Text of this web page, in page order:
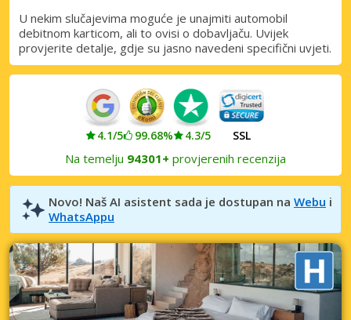
Prijava putem eLinka
U nekim slučajevima moguće je unajmiti automobil
debitnom karticom, ali to ovisi o dobavljaču. Uvijek
provjerite detalje, gdje su jasno navedeni specifični uvjeti.
4.1/5 99.68% 4.3/5 SSL
Na temelju 94301+ provjerenih recenzija
Novo! Naš AI asistent sada je dostupan na Webu i
WhatsAppu